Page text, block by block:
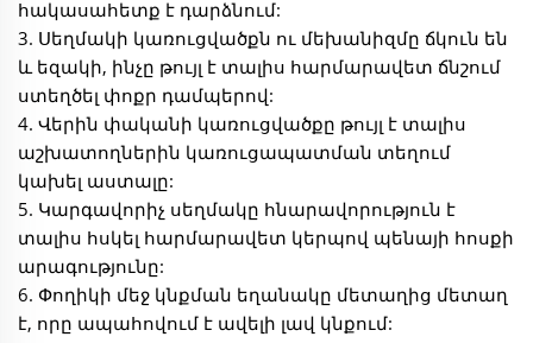
հակասահետք է դարձնում:
3. Սեղմակի կառուցվածքն ու մեխանիզմը ճկուն են
և եզակի, ինչը թույլ է տալիս հարմարավետ ճնշում
ստեղծել փոքր դամպերով:
4. Վերին փականի կառուցվածքը թույլ է տալիս
աշխատողներին կառուցապատման տեղում
կախել աստալը:
5. Կարգավորիչ սեղմակը հնարավորություն է
տալիս հսկել հարմարավետ կերպով պենայի հոսքի
արագությունը:
6. Փողիկի մեջ կնքման եղանակը մետաղից մետաղ
է, որը ապահովում է ավելի լավ կնքում: